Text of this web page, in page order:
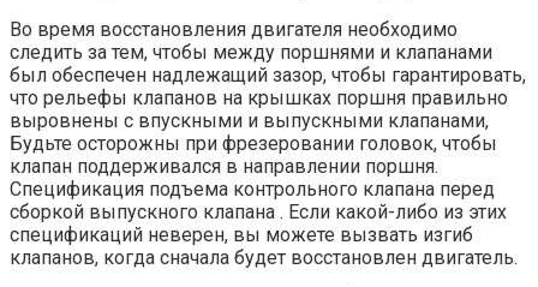
Во время восстановления двигателя необходимо
следить за тем, чтобы между поршнями и клапанами
был обеспечен надлежащий зазор, чтобы гарантировать,
что рельефы клапанов на крышках поршня правильно
выровнены с впускными и выпускными клапанами,
Будьте осторожны при фрезеровании головок, чтобы
клапан поддерживался в направлении поршня.
Спецификация подъема контрольного клапана перед
сборкой выпускного клапана . Если какой-либо из этих
спецификаций неверен, вы можете вызвать изгиб
клапанов, когда сначала будет восстановлен двигатель.